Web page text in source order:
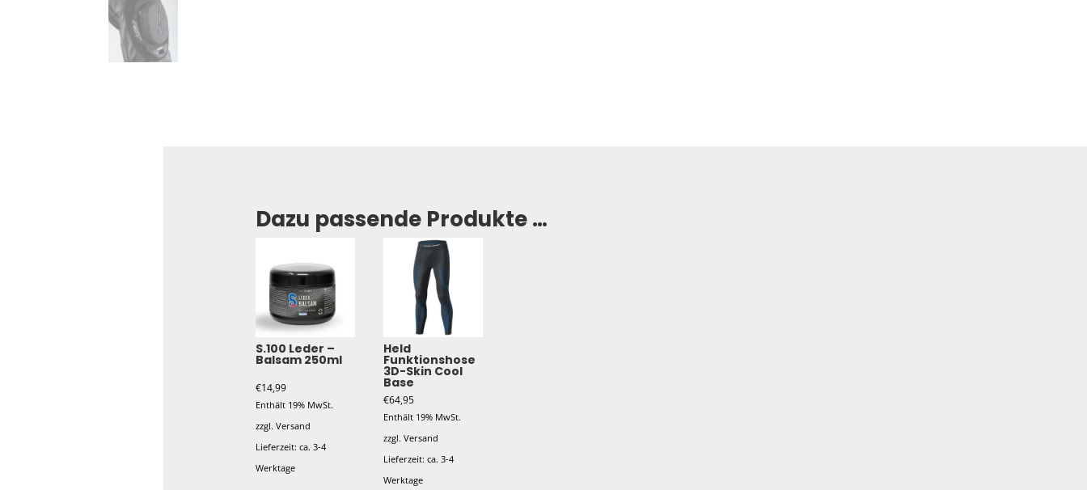
Dazu passende Produkte …
S.100 Leder –
Balsam 250ml
€14,99
Enthält 19% MwSt.
zzgl. Versand
Lieferzeit: ca. 3-4
Werktage
Held
Funktionshose
3D-Skin Cool
Base
€64,95
Enthält 19% MwSt.
zzgl. Versand
Lieferzeit: ca. 3-4
Werktage